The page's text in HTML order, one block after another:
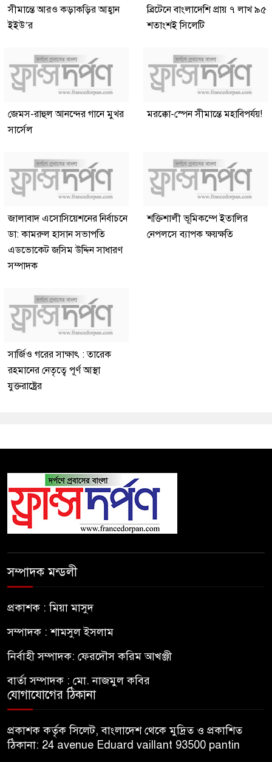
সীমান্তে আরও কড়াকড়ির আহ্বান
ইইউ’র
ব্রিটেনে বাংলাদেশি প্রায় ৭ লাখ ৯৫
শতাংশই সিলেটি
জেমস-রাহুল আনন্দের গানে মুখর
সার্সেল
মরক্কো-স্পেন সীমান্তে মহাবিপর্যয়!
জালাবাদ এসোসিয়েশনের নির্বাচনে
ডা: কামরুল হাসান সভাপতি
এডভোকেট জসিম উদ্দিন সাধারণ
সম্পাদক
শক্তিশালী ভূমিকম্পে ইতালির
নেপলসে ব্যাপক ক্ষয়ক্ষতি
সার্জিও গরের সাক্ষাৎ : তারেক
রহমানের নেতৃত্বে পূর্ণ আস্থা
যুক্তরাষ্ট্রের
সম্পাদক মন্ডলী
প্রকাশক : মিয়া মাসুদ
সম্পাদক : শামসুল ইসলাম
নির্বাহী সম্পাদক: ফেরদৌস করিম আখঞ্জী
বার্তা সম্পাদক : মো. নাজমুল কবির
যোগাযোগের ঠিকানা
প্রকাশক কর্তৃক সিলেট, বাংলাদেশ থেকে মুদ্রিত ও প্রকাশিত
ঠিকানা: 24 avenue Eduard vaillant 93500 pantin